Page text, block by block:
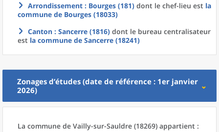
Arrondissement : Bourges (181) dont le chef-lieu est la
commune de Bourges (18033)
Canton : Sancerre (1816) dont le bureau centralisateur
est la commune de Sancerre (18241)
Zonages d’études (date de référence : 1er janvier
2026)
La commune de Vailly-sur-Sauldre (18269) appartient :